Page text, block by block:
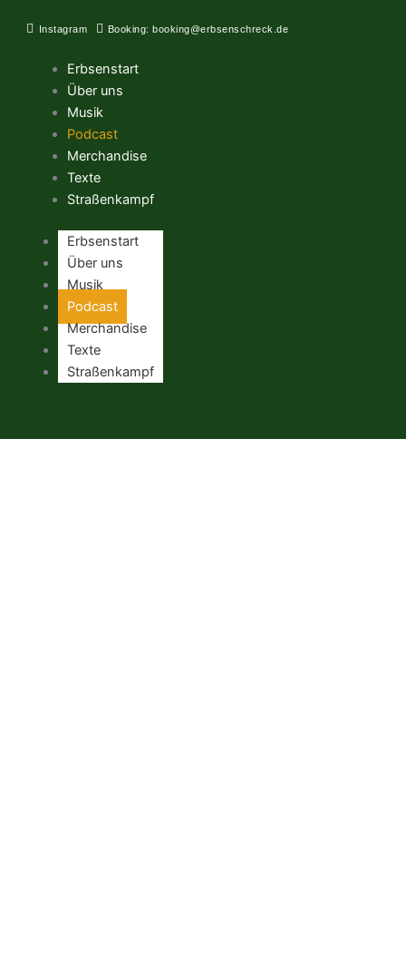
Inhalt
Instagram Booking: booking@erbsenschreck.de
Erbsenstart
Über uns
Musik
Podcast
Merchandise
Texte
Straßenkampf
Erbsenstart
Über uns
Musik
Podcast
Merchandise
Texte
Straßenkampf